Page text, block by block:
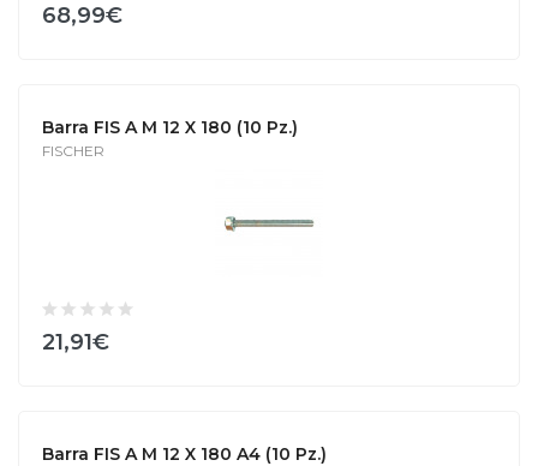
68,99€
Barra FIS A M 12 X 180 (10 Pz.)
FISCHER
21,91€
Barra FIS A M 12 X 180 A4 (10 Pz.)